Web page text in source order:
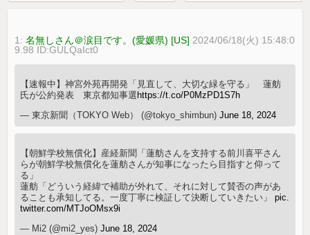
1:名無しさん＠涙目です。(愛媛県) [US] 2024/06/18(火) 15:48:0
9.98 ID:GULQaIct0
【速報中】神宮外苑再開発「見直して、大切な緑を守る」 蓮舫
氏が公約発表 東京都知事選 https://t.co/P0MzPD1S7h
— 東京新聞（TOKYO Web） (@tokyo_shimbun)June 18, 2024
【朝鮮学校無償化】産経新聞「蓮舫さん​を​支持​する​前川喜平さん
らが朝鮮​学校​​無償​化​を​蓮舫さんが知事​に​なったら​目指すと仰って
る」
蓮舫「どういう​経緯​で​補助​が​外れ​て、それ​に対して​賛否​の​声​が​あ
る​こと​も​承知​し​てる。​一​度​丁寧​に​検証​し​て決断​し​て​いき​たい​」pic.
twitter.com/MTJoOMsx9i
— Mi2 (@mi2_yes)June 18, 2024